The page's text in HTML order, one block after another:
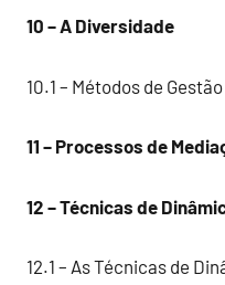
10 – A Diversidade
10.1 – Métodos de
11 – Processos de
12 – Técnicas de
12.1 – As Técnicas de